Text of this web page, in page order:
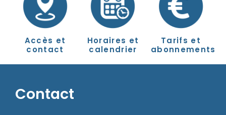
Accès et
contact
Horaires et
calendrier
Tarifs et
abonnements
Contact